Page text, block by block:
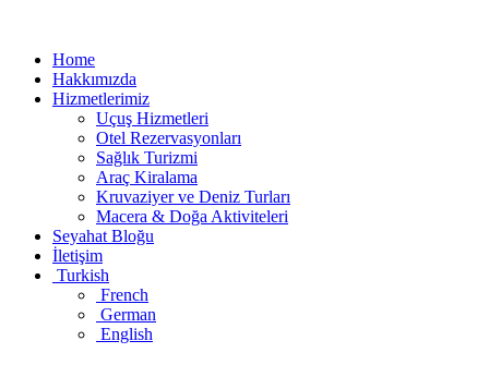
Home
Hakkımızda
Hizmetlerimiz
Uçuş Hizmetleri
Otel Rezervasyonları
Sağlık Turizmi
Araç Kiralama
Kruvaziyer ve Deniz Turları
Macera & Doğa Aktiviteleri
Seyahat Bloğu
İletişim
Turkish
French
German
English